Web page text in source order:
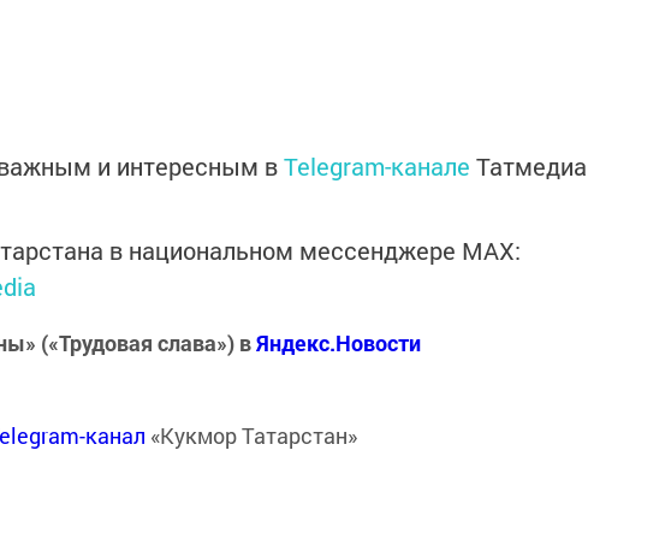
и интересным вTelegram-канале Татмедиа
в национальном мессенджере MАХ:
(«Трудовая слава») вЯндекс.Новости
канал «Кукмор Татарстан»